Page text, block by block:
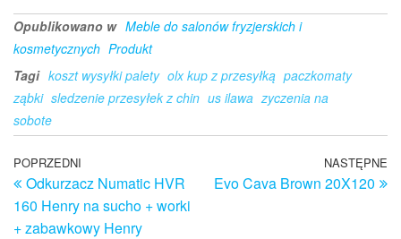
Opublikowano w Meble do salonów fryzjerskich i
kosmetycznych Produkt
Tagi koszt wysyłki palety olx kup z przesyłką paczkomaty
ząbki sledzenie przesyłek z chin us ilawa zyczenia na
sobote
Nawigacja
wpisu
Poprzedni
wpis
POPRZEDNI
Odkurzacz Numatic HVR
160 Henry na sucho + worki
+ zabawkowy Henry
NASTĘPNE
Evo Cava Brown 20X120